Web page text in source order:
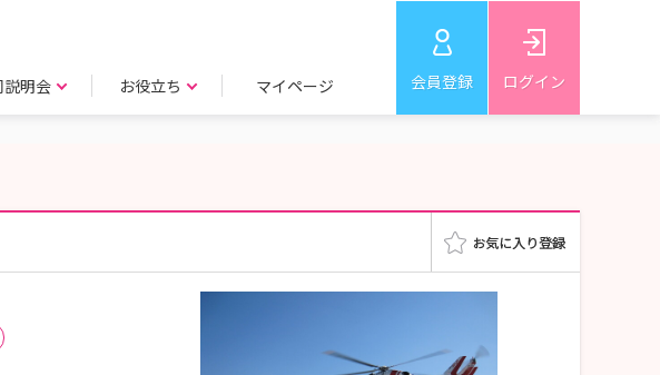
説明会 お役立ち マイページ 会員登録 ログイン